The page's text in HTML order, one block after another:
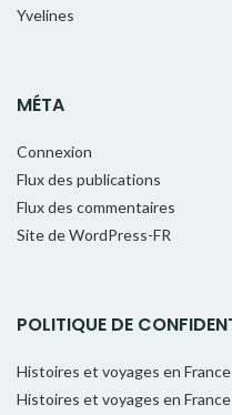
Yvelines
MÉTA
Connexion
Flux des publications
Flux des commentaires
Site de WordPress-FR
POLITIQUE DE
Histoires et voyages en France
Histoires et voyages en France